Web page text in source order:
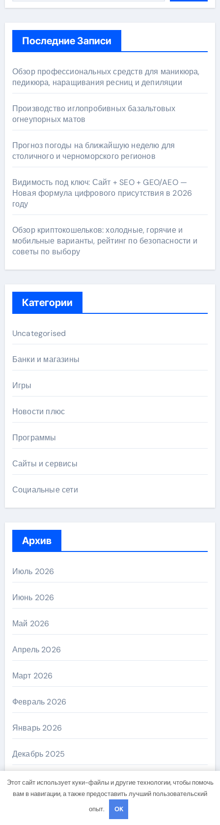
Последние Записи
Обзор профессиональных средств для маникюра,
педикюра, наращивания ресниц и депиляции
Производство иглопробивных базальтовых
огнеупорных матов
Прогноз погоды на ближайшую неделю для
столичного и черноморского регионов
Видимость под ключ: Сайт + SEO + GEO/AEO —
Новая формула цифрового присутствия в 2026
году
Обзор криптокошельков: холодные, горячие и
мобильные варианты, рейтинг по безопасности и
советы по выбору
Категории
Uncategorised
Банки и магазины
Игры
Новости плюс
Программы
Сайты и сервисы
Социальные сети
Архив
Июль 2026
Июнь 2026
Май 2026
Апрель 2026
Март 2026
Февраль 2026
Январь 2026
Декабрь 2025
Ноябрь 2025
Этот сайт использует куки-файлы и другие технологии, чтобы помочь
вам в навигации, а также предоставить лучший пользовательский
опыт.
OK